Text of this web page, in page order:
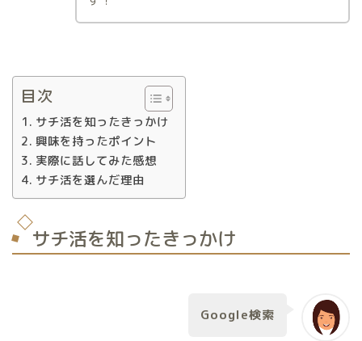
目次
サチ活を知ったきっかけ
興味を持ったポイント
実際に話してみた感想
サチ活を選んだ理由
サチ活を知ったきっかけ
Google検索